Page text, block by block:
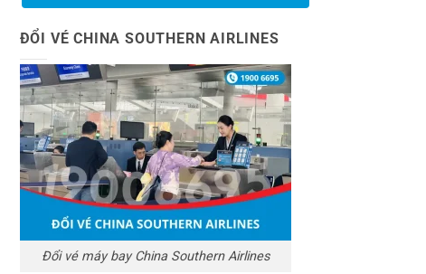
ĐỔI VÉ CHINA SOUTHERN AIRLINES
Đổi vé máy bay China Southern Airlines